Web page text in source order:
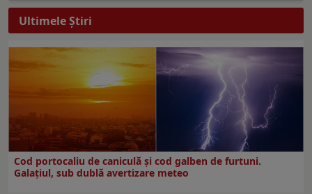
Ultimele Ştiri
Cod portocaliu de caniculă și cod galben de furtuni.
Galațiul, sub dublă avertizare meteo